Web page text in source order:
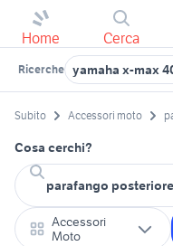
Home Cerca
Ricerche yamaha x-max
Subito Accessori moto
Cosa cerchi?
Accessori
Moto